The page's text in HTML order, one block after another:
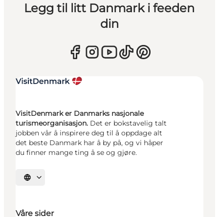
Legg til litt Danmark i feeden
din
VisitDenmark er Danmarks nasjonale
turismeorganisasjon. Det er bokstavelig talt
jobben vår å inspirere deg til å oppdage alt
det beste Danmark har å by på, og vi håper
du finner mange ting å se og gjøre.
Velg språk
Våre sider